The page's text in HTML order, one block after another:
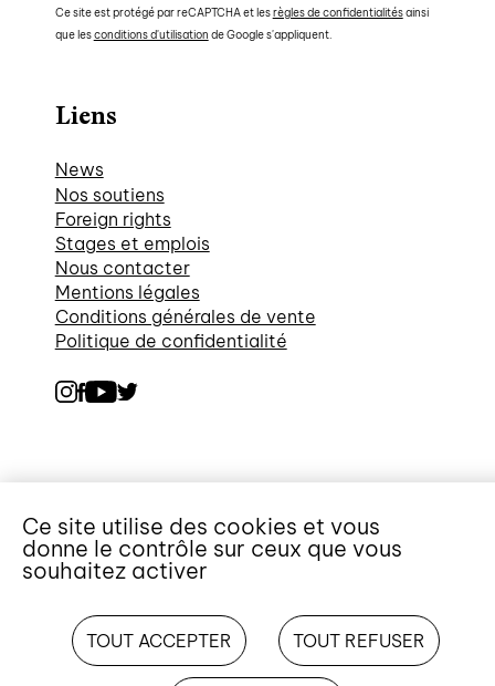
Ce site est protégé par reCAPTCHA et lesrègles de confidentialitésainsi
que lesconditions d'utilisation de Google s'appliquent.
Liens
News
Nos soutiens
Foreign rights
Stages et emplois
Nous contacter
Mentions légales
Conditions générales de vente
Politique de confidentialité
Ce site utilise des cookies et vous
donne le contrôle sur ceux que vous
souhaitez activer
TOUT ACCEPTER TOUT REFUSER